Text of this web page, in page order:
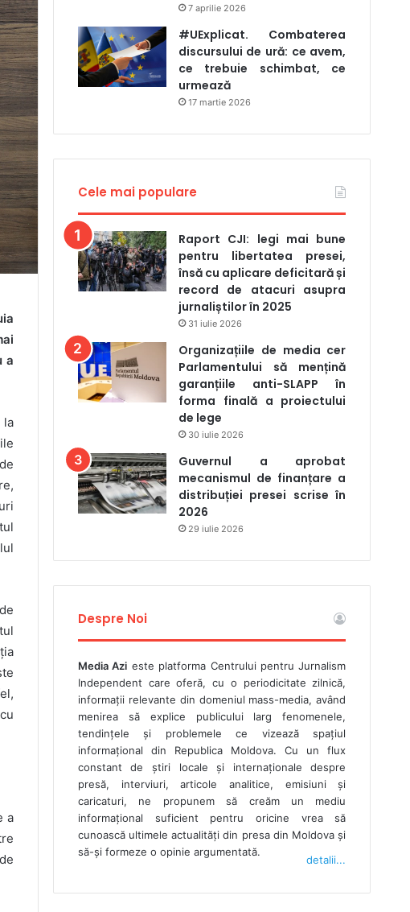
a
la
a
7 aprilie 2026
#UExplicat. Combaterea
discursului de ură: ce avem,
ce trebuie schimbat, ce
urmează
17 martie 2026
Cele mai populare
Raport CJI: legi mai bune
pentru libertatea presei,
însă cu aplicare deficitară și
record de atacuri asupra
jurnaliștilor în 2025
31 iulie 2026
Organizațiile de media cer
Parlamentului să mențină
garanțiile anti-SLAPP în
forma finală a proiectului
de lege
30 iulie 2026
Guvernul a aprobat
mecanismul de finanțare a
distribuției presei scrise în
2026
29 iulie 2026
Despre Noi
Media Azi este platforma Centrului pentru Jurnalism
Independent care oferă, cu o periodicitate zilnică,
informații relevante din domeniul mass-media, având
menirea să explice publicului larg fenomenele,
tendințele și problemele ce vizează spațiul
informațional din Republica Moldova. Cu un flux
constant de ştiri locale şi internaţionale despre
presă, interviuri, articole analitice, emisiuni și
caricaturi, ne propunem să creăm un mediu
informaţional suficient pentru oricine vrea să
cunoască ultimele actualităţi din presa din Moldova şi
să-şi formeze o opinie argumentată.
detalii...